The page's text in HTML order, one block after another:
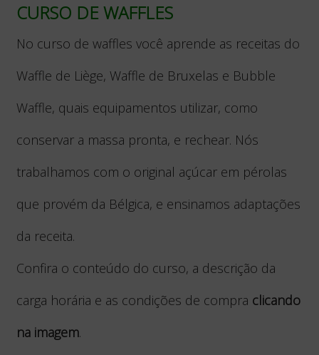
CURSO DE WAFFLES
No curso de waffles você aprende as receitas do
Waffle de Liège, Waffle de Bruxelas e Bubble
Waffle, quais equipamentos utilizar, como
conservar a massa pronta, e rechear. Nós
trabalhamos com o original açúcar em pérolas
que provém da Bélgica, e ensinamos adaptações
da receita.
Confira o conteúdo do curso, a descrição da
carga horária e as condições de compra clicando
na imagem.